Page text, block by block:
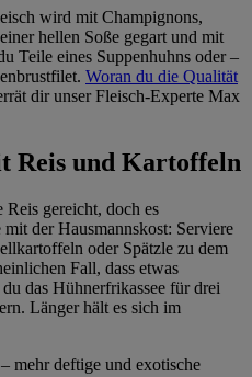
wird mit Champignons,
hellen Soße gegart und mit
Teile eines Suppenhuhns oder –
Woran du die Qualität
dir unser Fleisch-Experte Max
Reis und Kartoffeln
gereicht, doch es
der Hausmannskost: Serviere
oder Spätzle zu dem
Fall, dass etwas
das Hühnerfrikassee für drei
Länger hält es sich im
mehr deftige und exotische